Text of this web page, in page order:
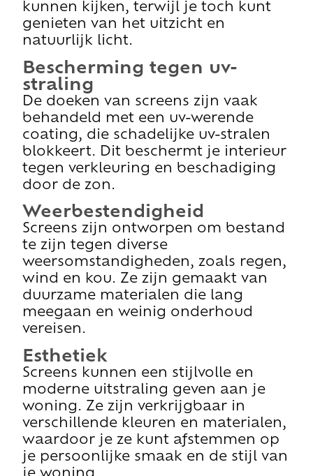
kunnen kijken, terwijl je toch kunt
genieten van het uitzicht en
natuurlijk licht.
Bescherming tegen uv-
straling
De doeken van screens zijn vaak
behandeld met een uv-werende
coating, die schadelijke uv-stralen
blokkeert. Dit beschermt je interieur
tegen verkleuring en beschadiging
door de zon.
Weerbestendigheid
Screens zijn ontworpen om bestand
te zijn tegen diverse
weersomstandigheden, zoals regen,
wind en kou. Ze zijn gemaakt van
duurzame materialen die lang
meegaan en weinig onderhoud
vereisen.
Esthetiek
Screens kunnen een stijlvolle en
moderne uitstraling geven aan je
woning. Ze zijn verkrijgbaar in
verschillende kleuren en materialen,
waardoor je ze kunt afstemmen op
je persoonlijke smaak en de stijl van